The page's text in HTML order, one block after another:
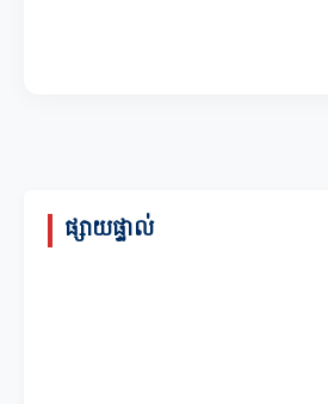
ផ្សាយផ្ទាល់